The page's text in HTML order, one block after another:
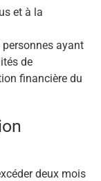
et à la
ayant
de
financière du
deux mois